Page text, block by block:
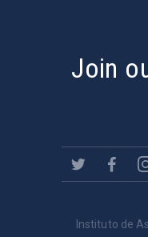
Join
Instituto de